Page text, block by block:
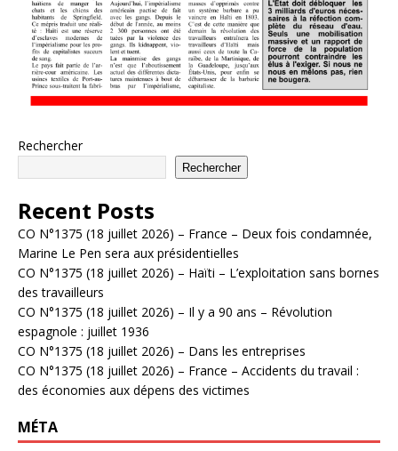
Rechercher
Rechercher
Recent Posts
CO N°1375 (18 juillet 2026) – France – Deux fois condamnée,
Marine Le Pen sera aux présidentielles
CO N°1375 (18 juillet 2026) – Haïti – L’exploitation sans bornes
des travailleurs
CO N°1375 (18 juillet 2026) – Il y a 90 ans – Révolution
espagnole : juillet 1936
CO N°1375 (18 juillet 2026) – Dans les entreprises
CO N°1375 (18 juillet 2026) – France – Accidents du travail :
des économies aux dépens des victimes
MÉTA